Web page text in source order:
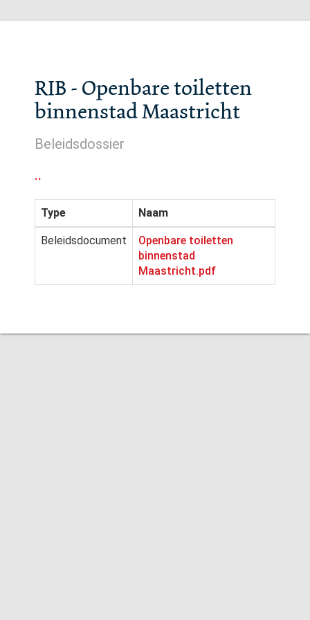
RIB - Openbare toiletten
binnenstad Maastricht
Beleidsdossier
..
Type Naam
Beleidsdocument
Openbare toiletten
binnenstad
Maastricht.pdf